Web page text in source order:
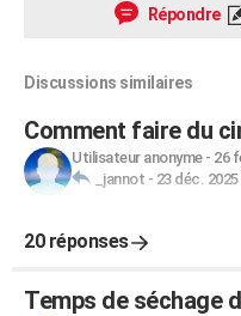
Répondre
Discussions similaires
Comment faire du
Utilisateur anonyme- 26
_jannot - 23 déc. 2025
20 réponses
Temps de séchage